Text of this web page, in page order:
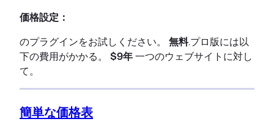
価格設定：
のプラグインをお試しください。 無料.プロ版には以
下の費用がかかる。 $9年一つのウェブサイトに対し
て。
簡単な価格表